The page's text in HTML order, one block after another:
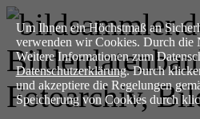
Um Ihnen ein Höchstmaß an
verwenden wir Cookies. Durch die
Weitere Informationen zum
Datenschutzerklärung. Durch
und akzeptiere die Regelungen
Speicherung von Cookies durch